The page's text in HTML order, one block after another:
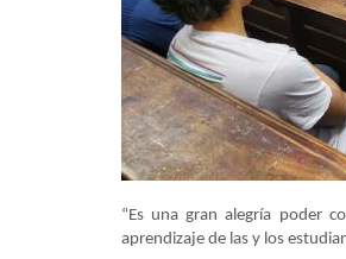
“Es una gran alegría poder
aprendizaje de las y los